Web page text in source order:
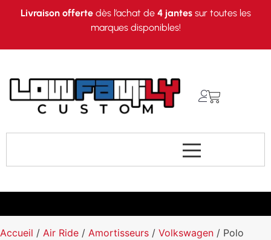
Livraison offertedès l’achat de 4 jantessur toutes les
marques disponibles!
Accueil / Air Ride / Amortisseurs / Volkswagen / Polo